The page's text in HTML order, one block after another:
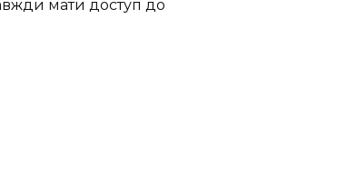
мати доступ до